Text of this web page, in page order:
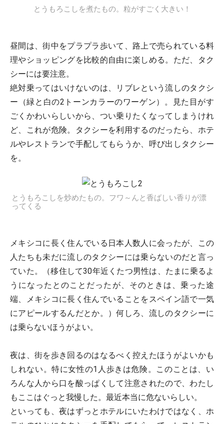
とうもろこしを煮たもの。粒がすごく大きい！
昼間は、街中をプラプラ歩いて、路上で売られている料
理やショッピングを比較的自由に楽しめる。ただ、タク
シーには要注意。
絶対乗ってはいけないのは、リブレという流しのタクシ
ー（緑と白の2トーンカラーのワーゲン）。見た目がす
ごくかわいらしいから、つい乗りたくなってしまうけれ
ど、これが危険。タクシーを利用するのだったら、ホテ
ルやレストランで手配してもらうか、呼び出しタクシー
を。
とうもろこしを炒めたもの。フワ～んと香ばしい香りが漂
ってくる
メキシコに長く住んでいる日本人数人に会ったが、この
人たちも未だに流しのタクシーには乗らないのだと言っ
ていた。（移住して30年近くたつ男性は、たまに乗るよ
うになったとのことだったが、そのときは、乗った途
端、メキシコに長く住んでいることをスペイン語で一気
にアピールするんだとか。）何しろ、流しのタクシーに
は乗らないほうがよい。
夜は、街を歩き回るのはなるべく控えたほうがよいかも
しれない。特に女性の1人歩きは危険。このことは、い
ろんな人から口を酸っぱくして注意されたので、わたし
もここはぐっと我慢した。最近本当に危ないらしい。
といっても、夜はずっとホテルにいたわけではなく、ホ